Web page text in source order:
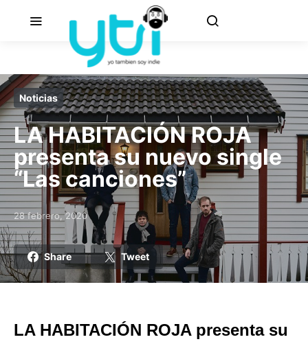
Noticias
LA HABITACIÓN ROJA
presenta su nuevo single
“Las canciones”
Posted on
28 febrero, 2020
Share Tweet
LA HABITACIÓN ROJA presenta su